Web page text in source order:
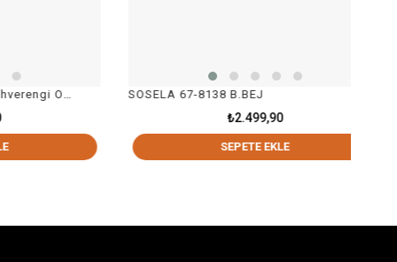
SOSELA 67-8138 Kadın Kahverengi Omuz Ve Kol Çanta SOSELA 67-8138 B.BEJ
₺2.499,90
SEPETE EKLE